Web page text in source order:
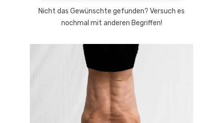
Nicht das Gewünschte gefunden? Versuch es
nochmal mit anderen Begriffen!